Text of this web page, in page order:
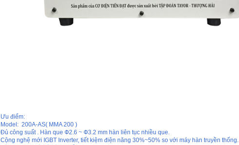
Ưu điểm:
Model: 200A-AS( MMA 200 )
Đủ công suất . Hàn que Ф2.6 ~ Ф3.2 mm hàn liên tục nhiều que.
Cộng nghệ mới IGBT Inverter, tiết kiệm điện năng 30%~50% so với máy hàn truyền thống.